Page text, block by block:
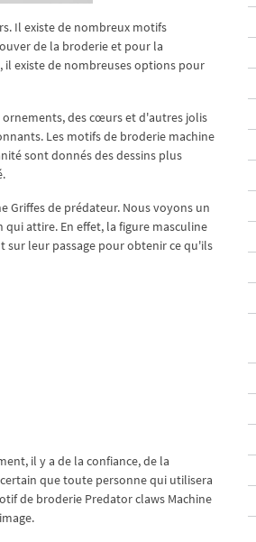
Il existe de nombreux motifs
de la broderie et pour la
existe de nombreuses options pour
ornements, des cœurs et d'autres jolis
Les motifs de broderie machine
sont donnés des dessins plus
Griffes de prédateur. Nous voyons un
attire. En effet, la figure masculine
sur leur passage pour obtenir ce qu'ils
il y a de la confiance, de la
que toute personne qui utilisera
de broderie Predator claws Machine